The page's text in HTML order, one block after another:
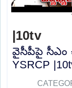
|10tv
వైసీపీపై సీఎం
YSRCP